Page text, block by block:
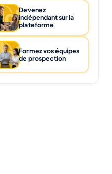
Devenez
indépendant sur la
plateforme
Formez vos équipes
de prospection